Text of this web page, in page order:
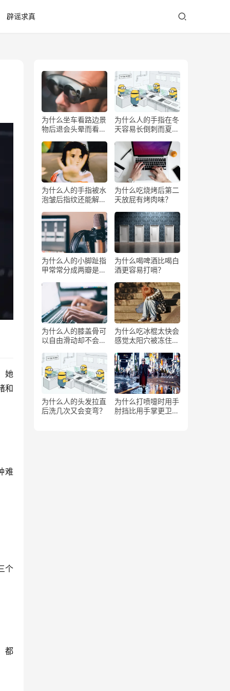
辟谣求真
她
和
难
个
都
为什么坐车看路边景
物后退会头晕而看前
为什么人的手指在冬
天容易长倒刺而夏天
为什么人的手指被水
泡皱后指纹还能解锁
为什么吃烧烤后第二
天放屁有烤肉味？
为什么人的小脚趾指
甲常常分成两瓣是返
为什么喝啤酒比喝白
酒更容易打嗝？
为什么人的膝盖骨可
以自由滑动却不会掉
为什么吃冰棍太快会
感觉太阳穴被冻住了
为什么人的头发拉直
后洗几次又会变弯？
为什么打喷嚏时用手
肘挡比用手掌更卫